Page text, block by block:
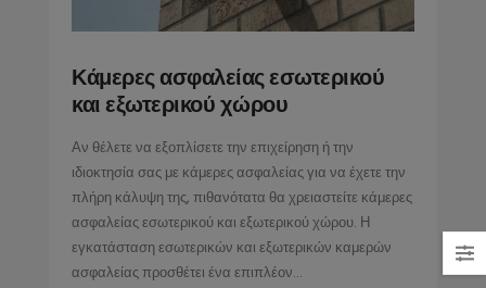
Κάμερες ασφαλείας εσωτερικού
και εξωτερικού χώρου
Αν θέλετε να εξοπλίσετε την επιχείρηση ή την
ιδιοκτησία σας με κάμερες ασφαλείας για να έχετε την
πλήρη κάλυψη της, πιθανότατα θα χρειαστείτε κάμερες
ασφαλείας εσωτερικού και εξωτερικού χώρου. Η
εγκατάσταση εσωτερικών και εξωτερικών καμερών
ασφαλείας προσθέτει ένα επιπλέον...
πλευρό σας
Grandstream: Η Ιστορία, η
στον Χώρο των Ενοποιημένων
Επικοινωνιών
11/02/2025
IP Τηλεφωνία (VoIP):
Οικονομική και Ασφαλής